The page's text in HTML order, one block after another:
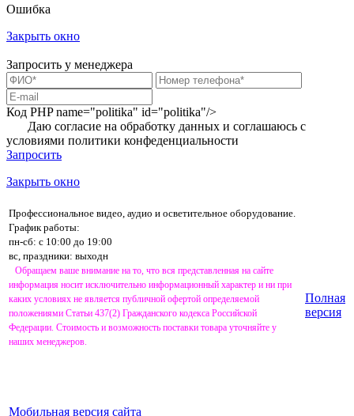
Ошибка
Закрыть окно
Запросить у менеджера
Код PHPname="politika" id="politika"/>
Даю согласие на обработку данных и соглашаюсь с
условиями политики конфеденциальности
Запросить
Закрыть окно
Профессиональное видео, аудио и осветительное оборудование.
График работы:
пн-сб: с 10:00 до 19:00
вс, праздники: выходн
Обращаем ваше внимание на то, что вся представленная на сайте
информация носит исключительно информационный характер и ни при
каких условиях не является публичной офертой определяемой
положениями Статьи 437(2) Гражданского кодекса Российской
Федерации. Стоимость и возможность поставки товара уточняйте у
наших менеджеров.
Мобильная версия сайта
Полная
версия